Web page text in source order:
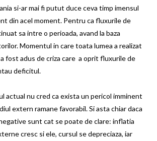
si-ar mai fi putut duce ceva timp imensul
din acel moment. Pentru ca fluxurile de
sa intre o perioada, avand la baza
Momentul in care toata lumea a realizat
a fost adus de criza care a oprit fluxurile de
deficitul.
actual nu cred ca exista un pericol imminent
extern ramane favorabil. Si asta chiar daca
sunt cat se poate de clare: inflatia
cresc si ele, cursul se depreciaza, iar